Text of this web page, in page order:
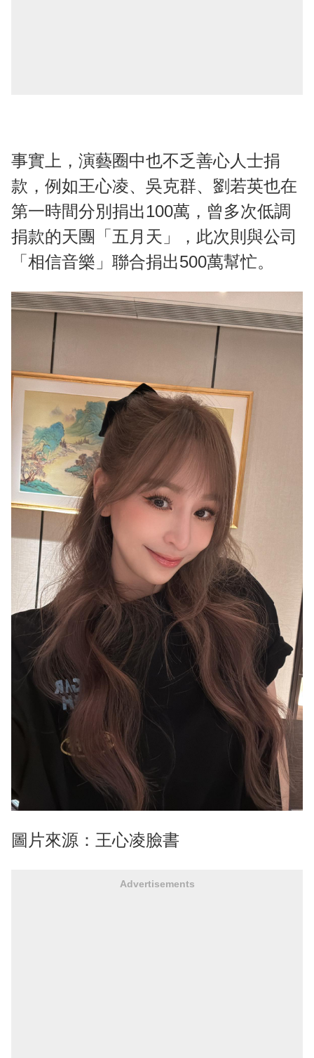
事實上，演藝圈中也不乏善心人士捐
款，例如王心凌、吳克群、劉若英也在
第一時間分別捐出100萬，曾多次低調
捐款的天團「五月天」，此次則與公司
「相信音樂」聯合捐出500萬幫忙。
圖片來源：王心凌臉書
Advertisements